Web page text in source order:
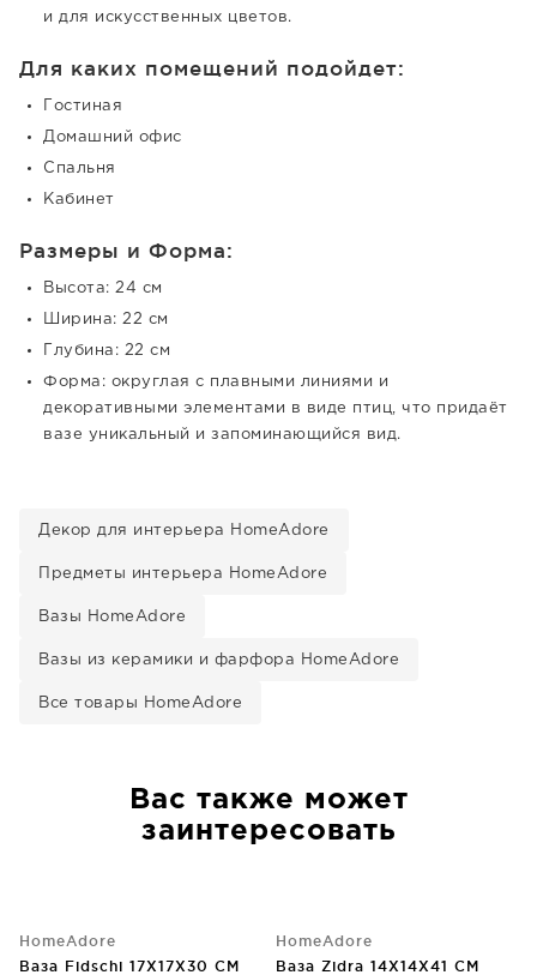
и для искусственных цветов.
Для каких помещений подойдет:
Гостиная
Домашний офис
Спальня
Кабинет
Размеры и Форма:
Высота: 24 см
Ширина: 22 см
Глубина: 22 см
Форма: округлая с плавными линиями и
декоративными элементами в виде птиц, что придаёт
вазе уникальный и запоминающийся вид.
Декор для интерьера HomeAdore
Предметы интерьера HomeAdore
Вазы HomeAdore
Вазы из керамики и фарфора HomeAdore
Все товары HomeAdore
Вас также может
заинтересовать
HomeAdore
Ваза Fidschi 17X17X30 CM
HomeAdore
Ваза Zidra 14X14X41 CM